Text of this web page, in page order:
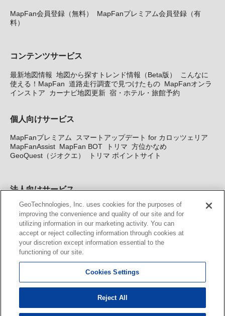
MapFan会員登録（無料）
MapFanプレミアム会員登録（有
料）
コンテンツサービス
最新地図情報 地図から探すトレンド情報（Beta版）
こんなに
使える！MapFan 道路走行調査で見つけたもの MapFanオンラ
インストア
カーナビ地図更新 宿・ホテル・旅館予約
個人向けサービス
MapFanプレミアム
スマートアップデート for カロッツェリア
MapFanAssist MapFan BOT トリマ 方位かなめ
GeoQuest（ジオクエ）
トリマ ポイントサイト
法人向けサービス
法人向け地図・位置情報サービス WEBサイト・システム向け地
図API Windows PC向け地図開発キット MapFan DB 住所確認
サービス
MAP WORLD+ トリマ広告 Geo-Research
カーナビ地図更新サービス
MapFan スマートメンバーズ
KENWOOD MapFan Club
GeoTechnologies, Inc. uses cookies for the purposes of
improving the convenience and quality of our site and for
utilizing information in our marketing activity. You can
accept or reject collecting information through cookies at
your discretion except information essential to the
functioning of our site.
Cookies Settings
Reject All